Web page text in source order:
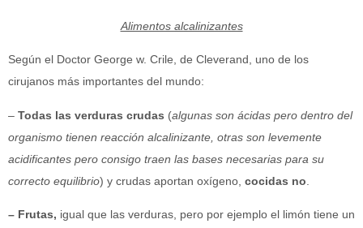
Alimentos alcalinizantes
Según el Doctor George w. Crile, de Cleverand, uno de los
cirujanos más importantes del mundo:
– Todas las verduras crudas (algunas son ácidas pero dentro del
organismo tienen reacción alcalinizante, otras son levemente
acidificantes pero consigo traen las bases necesarias para su
correcto equilibrio) y crudas aportan oxígeno, cocidas no
– Frutas, igual que las verduras, pero por ejemplo el limón tiene un